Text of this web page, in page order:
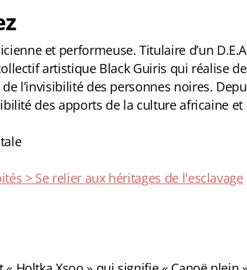
et performeuse. Titulaire d’un
artistique Black Guiris qui réalise
l’invisibilité des personnes noires.
des apports de la culture africaine
> Se relier aux héritages de l'esclavage